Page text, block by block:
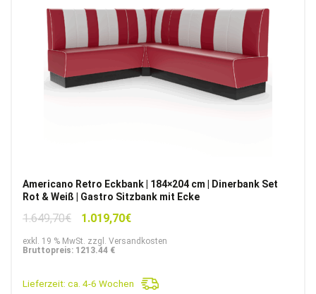
Americano Retro Eckbank | 184×204 cm | Dinerbank Set
Rot & Weiß | Gastro Sitzbank mit Ecke
1.649,70€
Ursprünglicher
war:
1.019,70€Aktueller
ist:
exkl. 19 % MwSt. zzgl. Versandkosten
Bruttopreis: 1213.44 €
Lieferzeit: ca. 4-6 Wochen